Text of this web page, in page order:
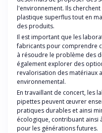
l'environnement. Ils
plastique superflus tout en
des produits.
Il est important que les
fabricants pour comprendre
à résoudre le problème des
également explorer des
revalorisation des matériaux
environnemental.
En travaillant de concert, les
pipettes peuvent œuvrer
pratiques durables et ainsi
écologique, contribuant ainsi
pour les générations futures.